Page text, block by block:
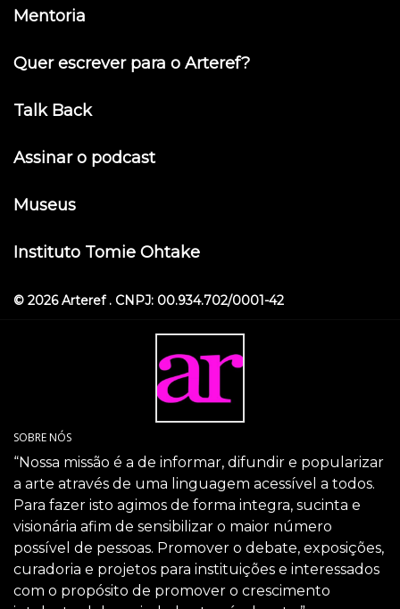
Mentoria
Quer escrever para o Arteref?
Talk Back
Assinar o podcast
Museus
Instituto Tomie Ohtake
© 2026 Arteref . CNPJ: 00.934.702/0001-42
SOBRE NÓS
“Nossa missão é a de informar, difundir e popularizar
a arte através de uma linguagem acessível a todos.
Para fazer isto agimos de forma integra, sucinta e
visionária afim de sensibilizar o maior número
possível de pessoas. Promover o debate, exposições,
curadoria e projetos para instituições e interessados
com o propósito de promover o crescimento